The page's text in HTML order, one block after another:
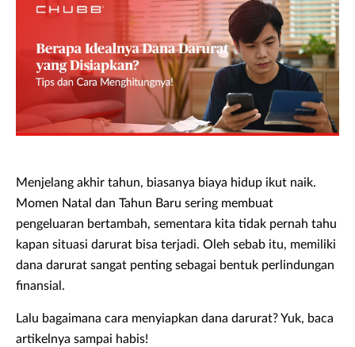
Menjelang akhir tahun, biasanya biaya hidup ikut naik.
Momen Natal dan Tahun Baru sering membuat
pengeluaran bertambah, sementara kita tidak pernah tahu
kapan situasi darurat bisa terjadi. Oleh sebab itu, memiliki
dana darurat sangat penting sebagai bentuk perlindungan
finansial.
Lalu bagaimana cara menyiapkan dana darurat? Yuk, baca
artikelnya sampai habis!